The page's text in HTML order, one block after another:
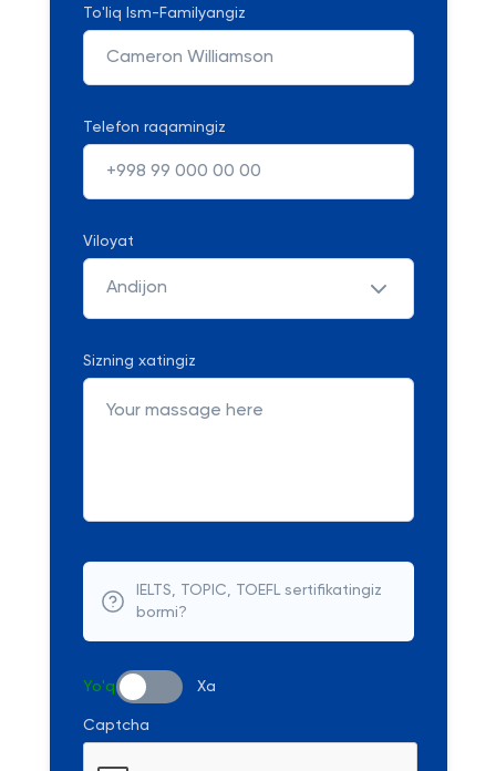
To'liq Ism-Familyangiz
Telefon raqamingiz
Viloyat
Andijon
Sizning xatingiz
IELTS, TOPIC, TOEFL sertifikatingiz
bormi?
Yo'q Xa
Captcha